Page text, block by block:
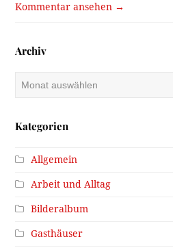
Kommentar ansehen →
Archiv
Kategorien
Allgemein
Arbeit und Alltag
Bilderalbum
Gasthäuser